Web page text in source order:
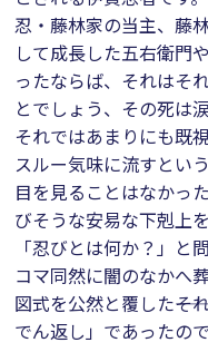
忍・藤林家の当主、藤
して成長した五右衛門
ったならば、それはそ
とでしょう、その死は
それではあまりにも既
スルー気味に流すとい
目を見ることはなかっ
びそうな安易な下剋上
「忍びとは何か？」と
コマ同然に闇のなかへ
図式を公然と覆した――
でん返し」であったので